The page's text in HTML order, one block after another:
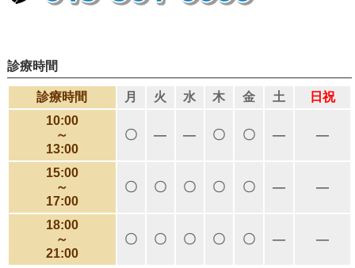
診療時間
診療時間 月 火 水 木 金 土
日祝
10:00
～
13:00
〇 ― ― 〇 〇 ― ―
15:00
～
17:00
〇 〇 〇 〇 〇 ― ―
18:00
～
21:00
〇 〇 〇 〇 〇 ― ―